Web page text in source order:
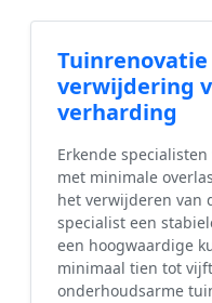
verwijdering
verharding
Erkende
met minimale
het verwijderen van
specialist een
een hoogwaardige
minimaal tien tot
onderhoudsarme